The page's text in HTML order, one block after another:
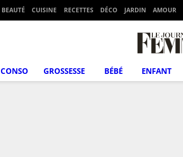
BEAUTÉ CUISINE RECETTES DÉCO JARDIN AMOUR
CONSO GROSSESSE BÉBÉ ENFANT